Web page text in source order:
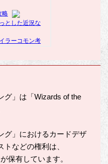
」は「Wizards of the
グ」におけるカードデザ
などの権利は、
保有しています。